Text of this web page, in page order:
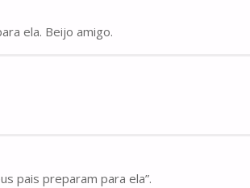
ela. Beijo amigo.
pais preparam para ela”.